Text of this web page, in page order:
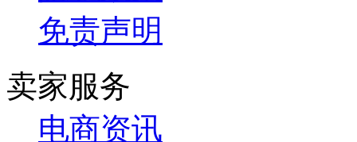
免责声明
卖家服务
电商资讯